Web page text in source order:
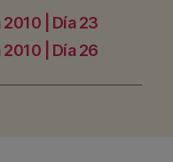
| Día 23
| Día 26